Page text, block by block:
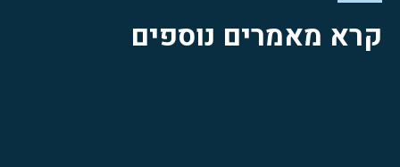
קרא מאמרים נוספים